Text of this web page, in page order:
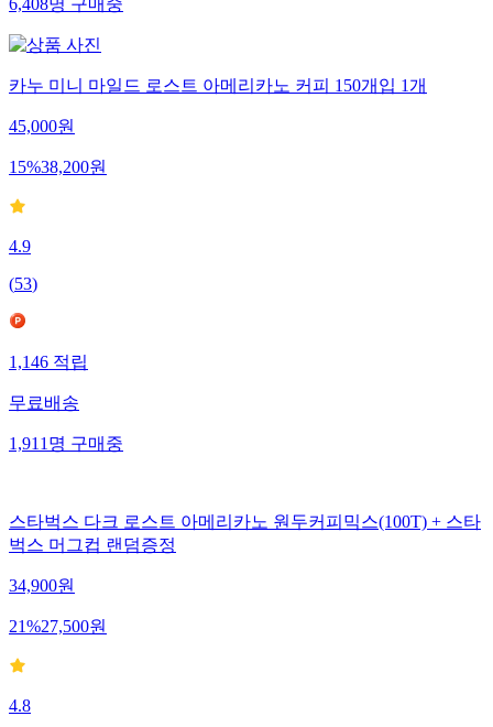
6,408명구매중
카누 미니 마일드 로스트 아메리카노 커피 150개입 1개
45,000원
15%38,200원
4.9
(53)
1,146적립
무료배송
1,911명구매중
스타벅스 다크 로스트 아메리카노 원두커피믹스(100T) + 스타
벅스 머그컵 랜덤증정
34,900원
21%27,500원
4.8